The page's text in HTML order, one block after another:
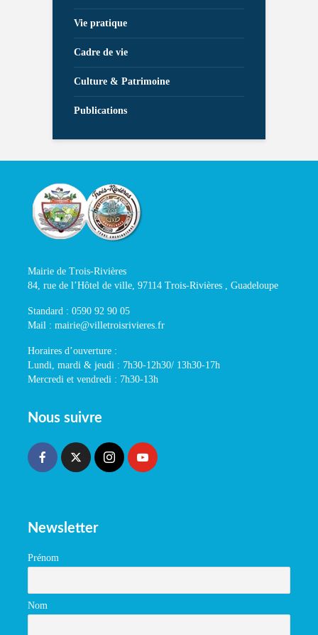
Vie pratique
Cadre de vie
Culture & Patrimoine
Publications
Mairie de Trois-Rivières
84, rue de l’Hôtel de ville, 97114 Trois-Rivières , Guadeloupe
Standard : 0590 92 90 05
Mail : mairie@villetroisrivieres.fr
Horaires d’ouverture :
Lundi, mardi & jeudi : 7h30-12h30/ 13h30-17h
Mercredi et vendredi : 7h30-13h
Nous suivre
Newsletter
Prénom
Nom